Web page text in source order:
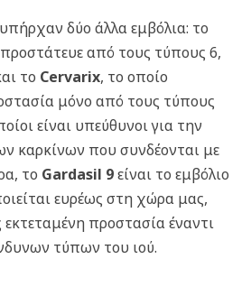
δύο άλλα εμβόλια: το
από τους τύπους 6,
το Cervarix, το οποίο
μόνο από τους τύπους
είναι υπεύθυνοι για την
καρκίνων που συνδέονται με
το Gardasil 9είναι το εμβόλιο
ευρέως στη χώρα μας,
προστασία έναντι
τύπων του ιού.